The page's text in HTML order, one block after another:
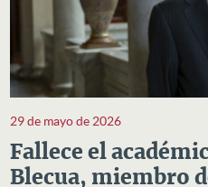
29 de mayo de 2026
Fallece el
Blecua, miembro